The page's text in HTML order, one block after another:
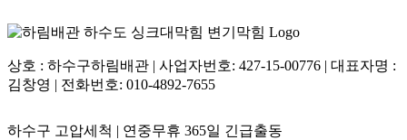
상호 : 하수구하림배관 | 사업자번호: 427-15-00776 | 대표자명 :
김창영 | 전화번호: 010-4892-7655
하수구 고압세척 | 연중무휴 365일 긴급출동